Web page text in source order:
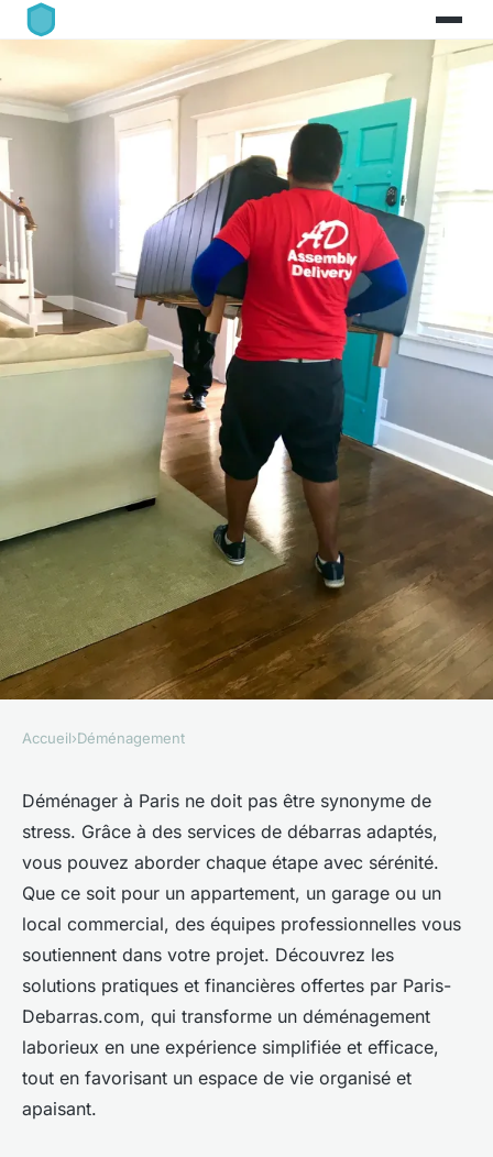
DÉMÉNAGEMENT
Déménagez sans stress :
débarras à Paris simplifié
Timéo•21 février 2025 •4 min de lecture
Accueil›Déménagement
Déménager à Paris ne doit pas être synonyme de
stress. Grâce à des services de débarras adaptés,
vous pouvez aborder chaque étape avec sérénité.
Que ce soit pour un appartement, un garage ou un
local commercial, des équipes professionnelles vous
soutiennent dans votre projet. Découvrez les
solutions pratiques et financières offertes par Paris-
Debarras.com, qui transforme un déménagement
laborieux en une expérience simplifiée et efficace,
tout en favorisant un espace de vie organisé et
apaisant.